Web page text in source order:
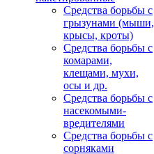
Средства борьбы с
грызунами (мыши,
крысы, кроты)
Средства борьбы с
комарами,
клещами, мухи,
осы и др.
Средства борьбы с
насекомыми-
вредителями
Средства борьбы с
сорняками